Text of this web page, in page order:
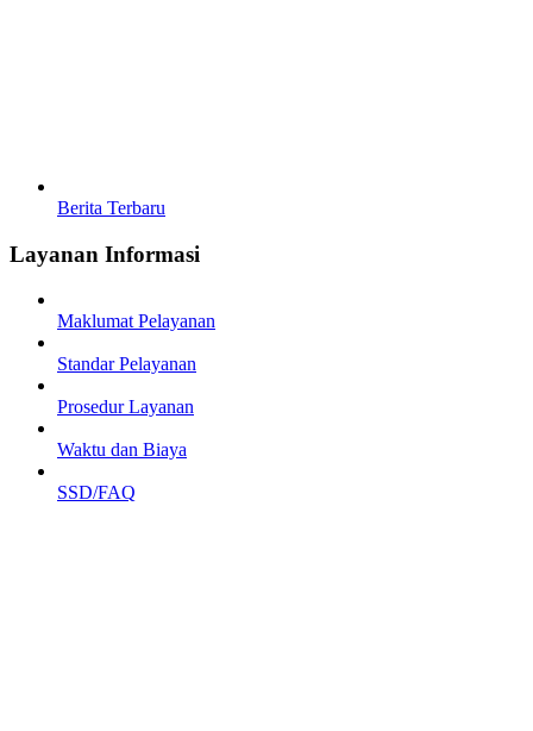
Berita Terbaru
Layanan Informasi
Maklumat Pelayanan
Standar Pelayanan
Prosedur Layanan
Waktu dan Biaya
SSD/FAQ